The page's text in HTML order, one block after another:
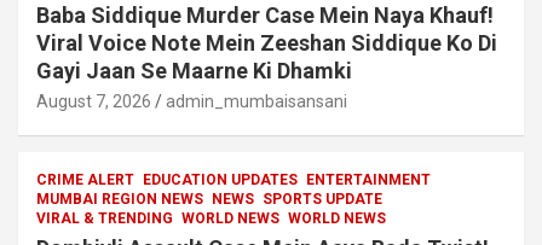
Baba Siddique Murder Case Mein Naya Khauf!
Viral Voice Note Mein Zeeshan Siddique Ko Di
Gayi Jaan Se Maarne Ki Dhamki
August 7, 2026 admin_mumbaisansani
CRIME ALERT EDUCATION UPDATES ENTERTAINMENT
MUMBAI REGION NEWS NEWS SPORTS UPDATE
VIRAL & TRENDING WORLD NEWS WORLD NEWS